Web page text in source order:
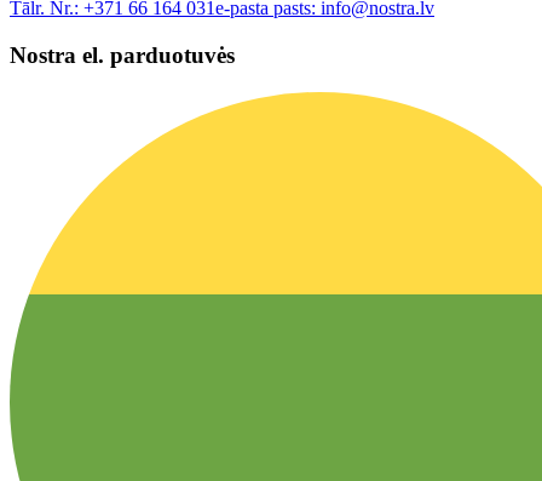
Tālr. Nr.: +371 66 164 031e-pasta pasts: info@nostra.lv
Nostra el. parduotuvės